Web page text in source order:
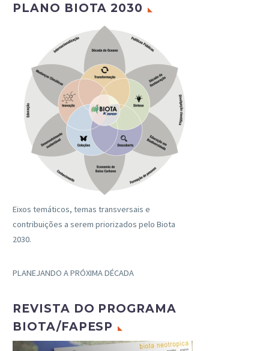
PLANO BIOTA 2030
Eixos temáticos, temas transversais e
contribuições a serem priorizados pelo Biota
2030.
PLANEJANDO A PRÓXIMA DÉCADA
REVISTA DO PROGRAMA
BIOTA/FAPESP